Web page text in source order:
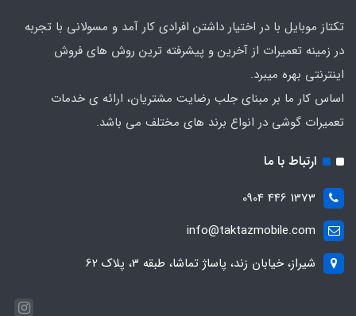
تکتاز موبایل با در اختیار داشتن افرادی کار آمد و مسولانی با تجربه
در زمینه تعمیرات از آخرین و پیشرفته ترین روش های فروش
اینترنتی بهره میبرد.
اساس کار ما بر مبنای جلب رضایت مشتریان، ارائه ی خدمات
تعمیرات گوشی در انواع برند های مختلف می باشد.
ارتباط با ما
1373 446 0904
info@taktazmobile.com
شیراز، خیابان زند، پاساژ تماشا، طبقه 3، پلاک 62